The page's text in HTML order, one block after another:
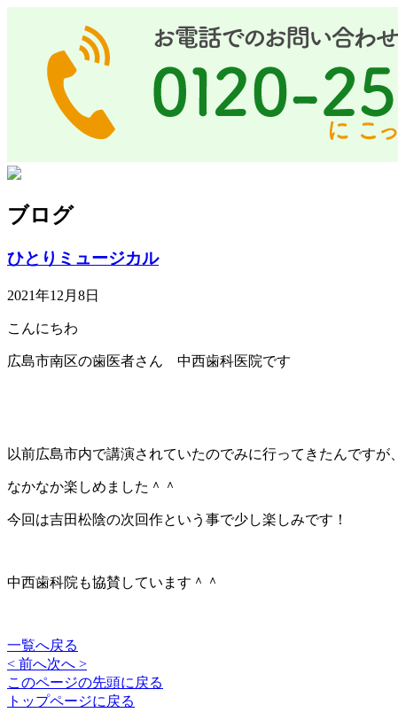
ブログ
ひとりミュージカル
2021年12月8日
こんにちわ
広島市南区の歯医者さん 中西歯科医院です
以前広島市内で講演されていたのでみに行ってきたんですが、
なかなか楽しめました＾＾
今回は吉田松陰の次回作という事で少し楽しみです！
中西歯科院も協賛しています＾＾
一覧へ戻る
< 前へ次へ >
このページの先頭に戻る
トップページに戻る